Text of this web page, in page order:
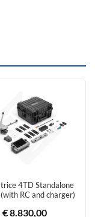
4TD Standalone
RC and charger)
€8.830,00